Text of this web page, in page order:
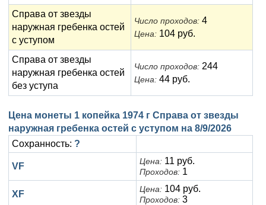
Таврические монеты
Для Пруссии
Ливонезы
Екатерина I (1725-1727)
Петр I (1682-1725)
Серебро
Для Речи Посполитой
Справа от звезды
наружная гребенка остей
с уступом
Число проходов: 4
Цена: 104 руб.
Справа от звезды
наружная гребенка остей
без уступа
Число проходов: 244
Цена: 44 руб.
Цена монеты 1 копейка 1974 г Справа от звезды
наружная гребенка остей с уступом на 8/9/2026
Сохранность: ?
VF Цена: 11 руб.
Проходов: 1
XF Цена: 104 руб.
Проходов: 3